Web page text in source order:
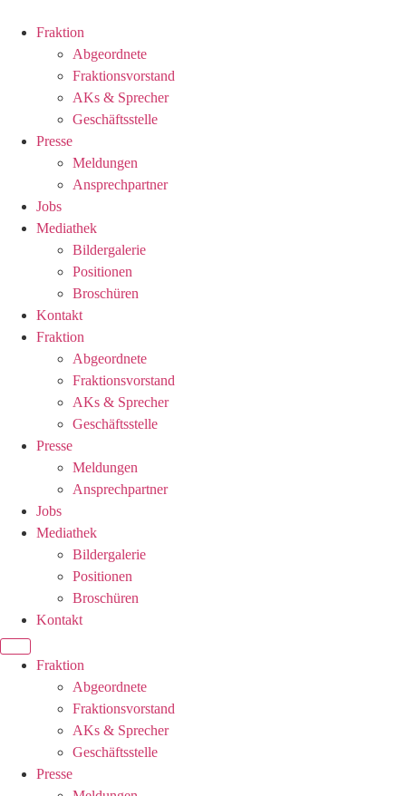
Inhalt
Fraktion
Abgeordnete
Fraktions­vorstand
AKs & Sprecher
Geschäftsstelle
Presse
Meldungen
Ansprechpartner
Jobs
Mediathek
Bildergalerie
Positionen
Broschüren
Kontakt
Fraktion
Abgeordnete
Fraktions­vorstand
AKs & Sprecher
Geschäftsstelle
Presse
Meldungen
Ansprechpartner
Jobs
Mediathek
Bildergalerie
Positionen
Broschüren
Kontakt
Fraktion
Abgeordnete
Fraktions­vorstand
AKs & Sprecher
Geschäftsstelle
Presse